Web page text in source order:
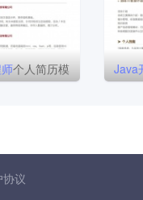
个人简历模 Java
协议